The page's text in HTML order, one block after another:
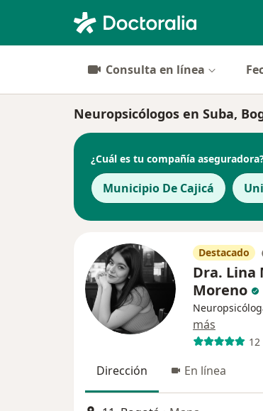
Consulta en línea
Neuropsicólogos en Suba,
¿Cuál es tu compañía
Municipio De Cajicá
Destacado
Dra. Lina
Moreno
más
Dirección En línea